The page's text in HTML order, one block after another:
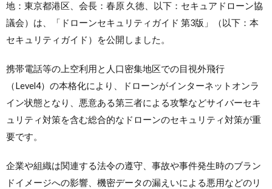
地：東京都港区、会長：春原 久徳、以下：セキュアドローン協
議会）は、「ドローンセキュリティガイド 第3版」（以下：本
セキュリティガイド）を公開しました。
携帯電話等の上空利用と人口密集地区での目視外飛行
（Level4）の本格化により、ドローンがインターネットオンラ
イン状態となり、悪意ある第三者による攻撃などサイバーセキ
ュリティ対策を含む総合的なドローンのセキュリティ対策が重
要です。
企業や組織は関連する法令の遵守、事故や事件発生時のブラン
ドイメージへの影響、機密データの漏えいによる悪用などのリ